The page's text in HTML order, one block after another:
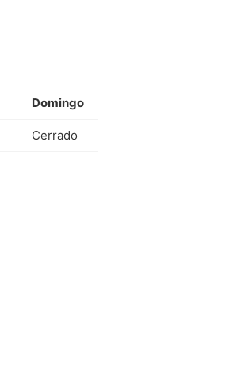
Domingo
Cerrado